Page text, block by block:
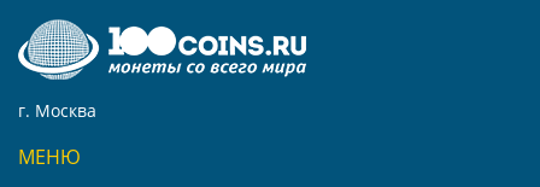
г. Москва
МЕНЮ